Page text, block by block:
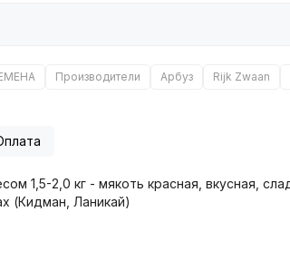
Производители Арбуз Rijk Zwaan
1,5-2,0 кг - мякоть красная, вкусная,
(Кидман, Ланикай)